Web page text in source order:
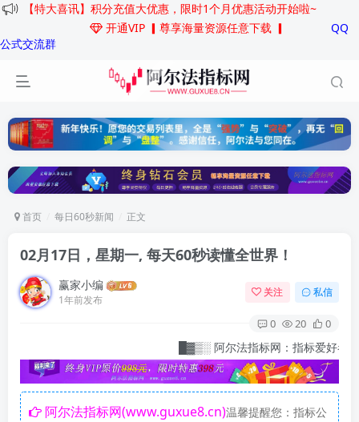
【特大喜讯】积分充值大优惠，限时1个月优惠活动开始啦~
开通VIP ▎尊享海量资源任意下载 ▎
QQ
公式交流群
首页 每日60秒新闻 正文
02月17日，星期一, 每天60秒读懂全世界！
赢家小编
1年前发布
关注 私信
0 20 0
█▓▒░ 阿尔法指标网：指标爱好者的乐园，
阿尔法指标网(www.guxue8.cn)温馨提醒您：指标公